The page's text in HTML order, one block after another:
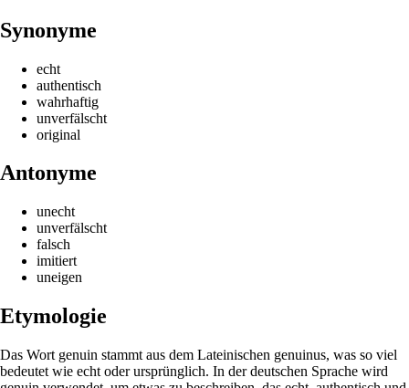
Synonyme
echt
authentisch
wahrhaftig
unverfälscht
original
Antonyme
unecht
unverfälscht
falsch
imitiert
uneigen
Etymologie
Das Wort genuin stammt aus dem Lateinischen genuinus, was so viel
bedeutet wie echt oder ursprünglich. In der deutschen Sprache wird